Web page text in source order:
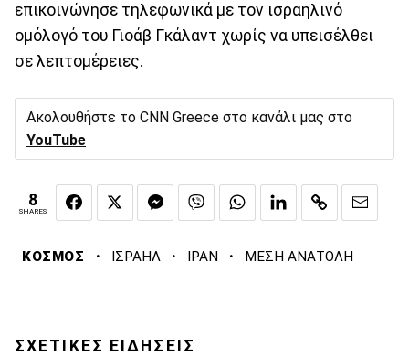
επικοινώνησε τηλεφωνικά με τον ισραηλινό
ομόλογό του Γιοάβ Γκάλαντ χωρίς να υπεισέλθει
σε λεπτομέρειες.
Ακολουθήστε το CNN Greece στο κανάλι μας στο
YouTube
8
SHARES
ΚΟΣΜΟΣ · ΙΣΡΑΗΛ · ΙΡΑΝ · ΜΕΣΗ ΑΝΑΤΟΛΗ
ΣΧΕΤΙΚΕΣ ΕΙΔΗΣΕΙΣ